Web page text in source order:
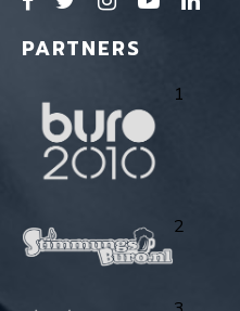
PARTNERS
1
2